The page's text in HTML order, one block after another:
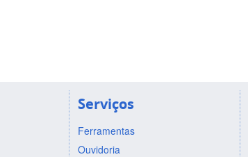
Serviços
Ferramentas
Ouvidoria